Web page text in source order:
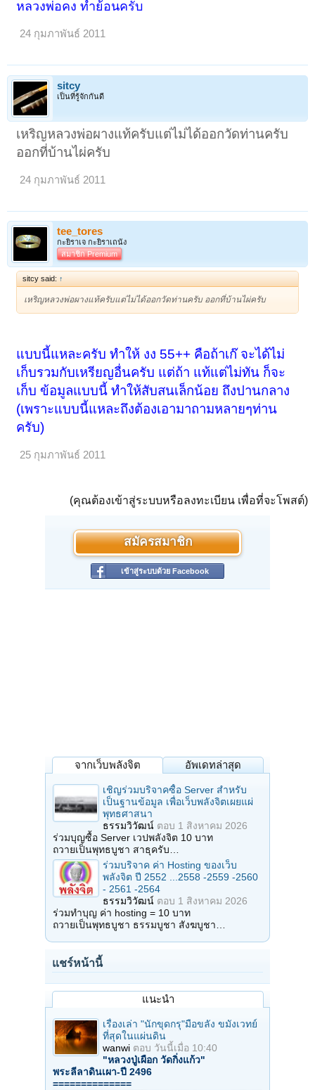
หลวงพ่อคง ทำย้อนครับ
24 กุมภาพันธ์ 2011
sitcy
เป็นที่รู้จักกันดี
เหริญหลวงพ่อผางแท้ครับแต่ไม่ได้ออกวัดท่านครับ
ออกที่บ้านไผ่ครับ
24 กุมภาพันธ์ 2011
tee_tores
กะยิราเจ กะยิราเถนัง
สมาชิก Premium
sitcy said: ↑
เหริญหลวงพ่อผางแท้ครับแต่ไม่ได้ออกวัดท่านครับ ออกที่บ้านไผ่ครับ
แบบนี้แหละครับ ทำให้ งง 55++ คือถ้าเก๊ จะได้ไม่
เก็บรวมกับเหรียญอื่นครับ แต่ถ้า แท้แต่ไม่ทัน ก็จะ
เก็บ ข้อมูลแบบนี้ ทำให้สับสนเล็กน้อย ถึงปานกลาง
(เพราะแบบนี้แหละถึงต้องเอามาถามหลายๆท่าน
ครับ)
25 กุมภาพันธ์ 2011
(คุณต้องเข้าสู่ระบบหรือลงทะเบียน เพื่อที่จะโพสต์)
สมัครสมาชิก
เข้าสู่ระบบด้วย Facebook
จากเว็บพลังจิต อัพเดทล่าสุด
เชิญร่วมบริจาคซื้อ Server สำหรับ
เป็นฐานข้อมูล เพื่อเว็บพลังจิตเผยแผ่
พุทธศาสนา
ธรรมวิวัฒน์ ตอบ 1 สิงหาคม 2026
ร่วมบุญซื้อ Server เวปพลังจิต 10 บาท
ถวายเป็นพุทธบูชา สาธุครับ…
ร่วมบริจาค ค่า Hosting ของเว็บ
พลังจิต ปี 2552 ...2558 -2559 -2560
- 2561 -2564
ธรรมวิวัฒน์ ตอบ 1 สิงหาคม 2026
ร่วมทำบุญ ค่า hosting = 10 บาท
ถวายเป็นพุทธบูชา ธรรมบูชา สังฆบูชา…
แชร์หน้านี้
แนะนำ
เรื่องเล่า "นักขุดกรุ"มือขลัง ขมังเวทย์
ที่สุดในแผ่นดิน
wanwi ตอบ วันนี้เมื่อ 10:40
"หลวงปู่เผือก วัดกิ่งแก้ว"
พระลีลาดินเผา-ปี 2496
==============